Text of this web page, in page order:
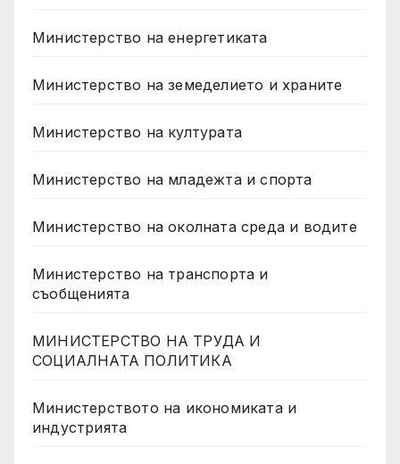
Министерство на енергетиката
Министерство на земеделието и храните
Министерство на културата
Министерство на младежта и спорта
Министерство на околната среда и водите
Министерство на транспорта и
съобщенията
МИНИСТЕРСТВО НА ТРУДА И
СОЦИАЛНАТА ПОЛИТИКА
Министерството на икономиката и
индустрията